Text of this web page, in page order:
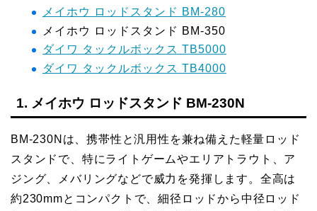
メイホウ ロッドスタンド BM-280
メイホウ ロッドスタンド BM-350
ダイワ タックルボックス TB5000
ダイワ タックルボックス TB4000
1. メイホウ ロッドスタンド BM-230N
BM-230Nは、携帯性と汎用性を兼ね備えた軽量ロッド
スタンドで、特にライトゲームやエリアトラウト、ア
ジング、メバリングなどで威力を発揮します。全高は
約230mmとコンパクトで、細径ロッドから中径ロッド